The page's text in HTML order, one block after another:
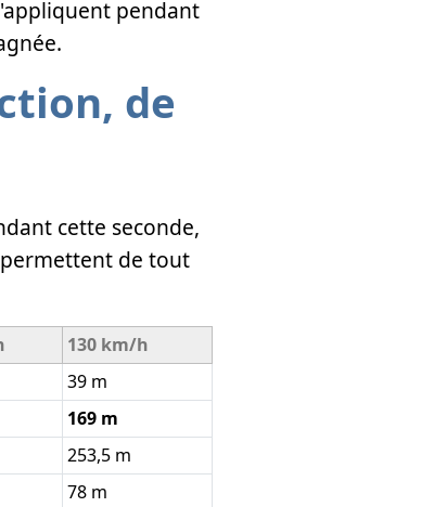
pendant
de
cette seconde,
de tout
130 km/h
39 m
169 m
253,5 m
78 m